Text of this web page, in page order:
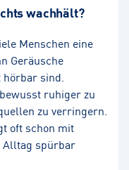
wachhält?
Menschen eine
Geräusche
sind.
ruhiger zu
zu verringern.
oft schon mit
Alltag spürbar